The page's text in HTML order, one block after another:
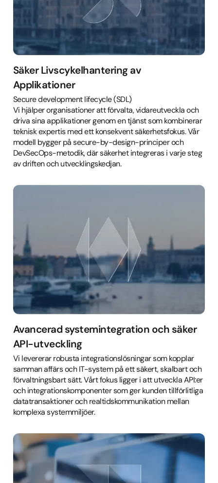
Säker Livscykelhantering av
Applikationer
Secure development lifecycle (SDL)
Vi hjälper organisationer att förvalta, vidareutveckla och
driva sina applikationer genom en tjänst som kombinerar
teknisk expertis med ett konsekvent säkerhetsfokus. Vår
modell bygger på secure-by-design-principer och
DevSecOps-metodik, där säkerhet integreras i varje steg
av driften och utvecklingskedjan.
Avancerad systemintegration och säker
API-utveckling
Vi levererar robusta integrationslösningar som kopplar
samman affärs och IT-system på ett säkert, skalbart och
förvaltningsbart sätt. Vårt fokus ligger i att utveckla API:er
och integrationskomponenter som ger kunden tillförlitliga
datatransaktioner och realtidskommunikation mellan
komplexa systemmiljöer.